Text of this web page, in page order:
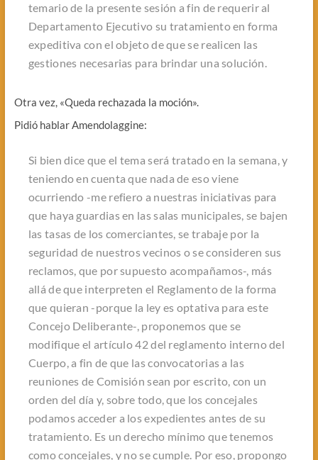
temario de la presente sesión a fin de requerir al
Departamento Ejecutivo su tratamiento en forma
expeditiva con el objeto de que se realicen las
gestiones necesarias para brindar una solución.
Otra vez, «Queda rechazada la moción».
Pidió hablar Amendolaggine:
Si bien dice que el tema será tratado en la semana, y
teniendo en cuenta que nada de eso viene
ocurriendo -me refiero a nuestras iniciativas para
que haya guardias en las salas municipales, se bajen
las tasas de los comerciantes, se trabaje por la
seguridad de nuestros vecinos o se consideren sus
reclamos, que por supuesto acompañamos-, más
allá de que interpreten el Reglamento de la forma
que quieran -porque la ley es optativa para este
Concejo Deliberante-, proponemos que se
modifique el artículo 42 del reglamento interno del
Cuerpo, a fin de que las convocatorias a las
reuniones de Comisión sean por escrito, con un
orden del día y, sobre todo, que los concejales
podamos acceder a los expedientes antes de su
tratamiento. Es un derecho mínimo que tenemos
como concejales, y no se cumple. Por eso, propongo